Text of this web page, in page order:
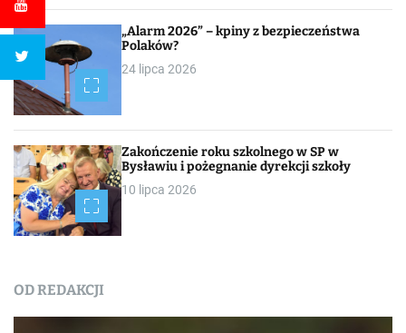
„Alarm 2026” – kpiny z bezpieczeństwa
Polaków?
24 lipca 2026
Zakończenie roku szkolnego w SP w
Bysławiu i pożegnanie dyrekcji szkoły
10 lipca 2026
OD REDAKCJI